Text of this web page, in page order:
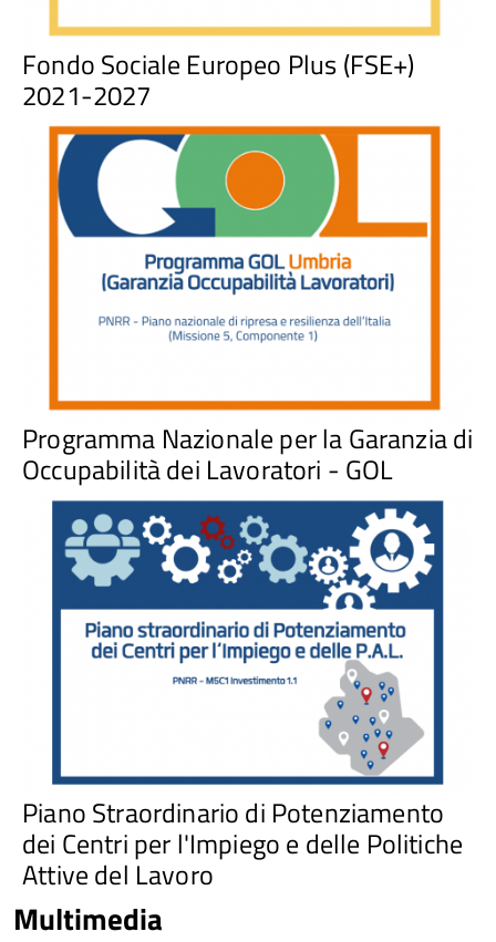
Fondo Sociale Europeo Plus (FSE+)
2021-2027
Programma Nazionale per la Garanzia di
Occupabilità dei Lavoratori - GOL
Piano Straordinario di Potenziamento
dei Centri per l'Impiego e delle Politiche
Attive del Lavoro
Multimedia